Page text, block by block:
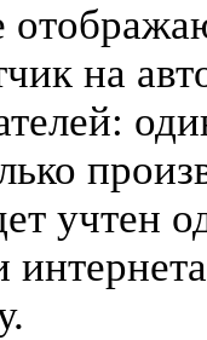
на
учтен